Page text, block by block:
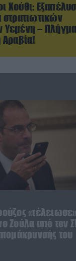
Χούθι:
στρατιωτικών
Υεμένη –
Αραβία!
«τέλειωσε»
Ζούλα από τον
του